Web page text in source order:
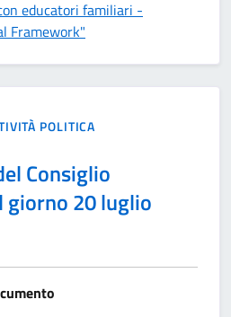
educatori familiari -
Framework"
POLITICA
Consiglio
giorno 20 luglio